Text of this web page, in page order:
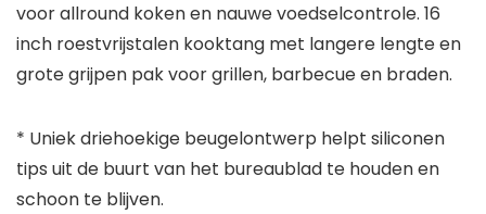
voor allround koken en nauwe voedselcontrole. 16
inch roestvrijstalen kooktang met langere lengte en
grote grijpen pak voor grillen, barbecue en braden.
* Uniek driehoekige beugelontwerp helpt siliconen
tips uit de buurt van het bureaublad te houden en
schoon te blijven.